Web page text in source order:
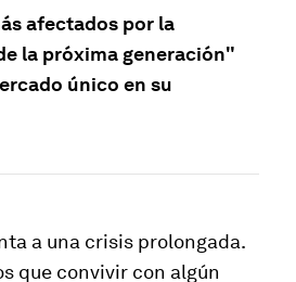
afectados por la
la próxima generación"
único en su
a una crisis prolongada.
que convivir con algún